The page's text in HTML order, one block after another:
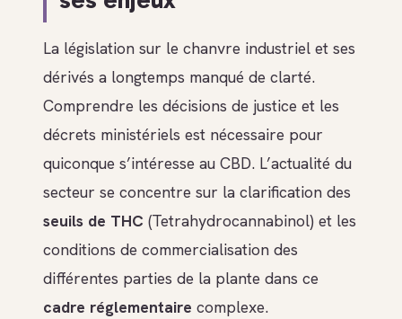
La législation sur le chanvre industriel et ses
dérivés a longtemps manqué de clarté.
Comprendre les décisions de justice et les
décrets ministériels est nécessaire pour
quiconque s’intéresse au CBD. L’actualité du
secteur se concentre sur la clarification des
seuils de THC (Tetrahydrocannabinol) et les
conditions de commercialisation des
différentes parties de la plante dans ce
cadre réglementaire complexe.